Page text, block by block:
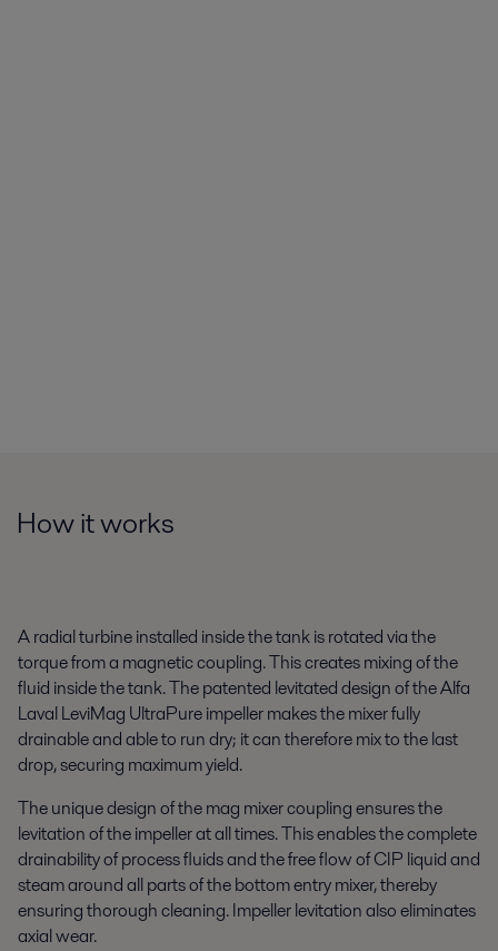
How it works
A radial turbine installed inside the tank is rotated via the
torque from a magnetic coupling. This creates mixing of the
fluid inside the tank. The patented levitated design of the Alfa
Laval LeviMag UltraPure impeller makes the mixer fully
drainable and able to run dry; it can therefore mix to the last
drop, securing maximum yield.
The unique design of the mag mixer coupling ensures the
levitation of the impeller at all times. This enables the complete
drainability of process fluids and the free flow of CIP liquid and
steam around all parts of the bottom entry mixer, thereby
ensuring thorough cleaning. Impeller levitation also eliminates
axial wear.